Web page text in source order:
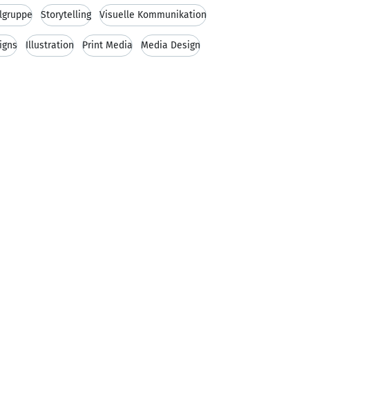
Storytelling Visuelle Kommunikation
Illustration Print Media Media Design